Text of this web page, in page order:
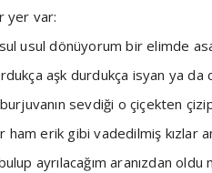
yer var:
usul dönüyorum bir elimde
aşk durdukça isyan ya
sevdiği o çiçekten
ham erik gibi vadedilmiş kızlar
ayrılacağım aranızdan oldu